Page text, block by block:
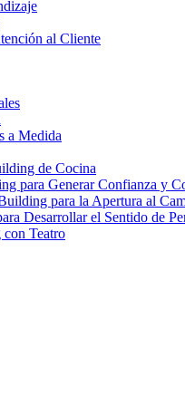
al Cliente
a Medida
de Cocina
para Generar Confianza y
para la Apertura al
Desarrollar el Sentido de
Teatro